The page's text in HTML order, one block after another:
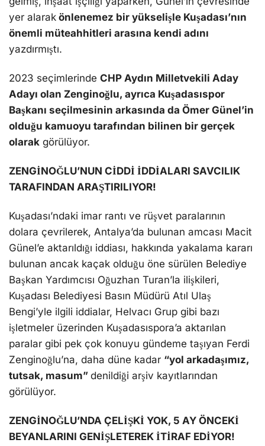
yer alarak önlenemez bir yükselişle Kuşadası’nın
önemli müteahhitleri arasına kendi adını
yazdırmıştı.
2023 seçimlerinde CHP Aydın Milletvekili Aday
Adayı olan Zenginoğlu, ayrıca Kuşadasıspor
Başkanı seçilmesinin arkasında da Ömer Günel’in
olduğu kamuoyu tarafından bilinen bir gerçek
olarak görülüyor.
ZENGİNOĞLU’NUN CİDDİ İDDİALARI SAVCILIK
TARAFINDAN ARAŞTIRILIYOR!
Kuşadası’ndaki imar rantı ve rüşvet paralarının
dolara çevrilerek, Antalya’da bulunan amcası Macit
Günel’e aktarıldığı iddiası, hakkında yakalama kararı
bulunan ancak kaçak olduğu öne sürülen Belediye
Başkan Yardımcısı Oğuzhan Turan’la ilişkileri,
Kuşadası Belediyesi Basın Müdürü Atıl Ulaş
Bengi’yle ilgili iddialar, Helvacı Grup gibi bazı
işletmeler üzerinden Kuşadasıspora’a aktarılan
paralar gibi pek çok konuyu gündeme taşıyan Ferdi
Zenginoğlu’na, daha düne kadar “yol arkadaşımız,
tutsak, masum” denildiği arşiv kayıtlarından
görülüyor.
ZENGİNOĞLU’NDA ÇELİŞKİ YOK, 5 AY ÖNCEKİ
BEYANLARINI GENİŞLETEREK İTİRAF EDİYOR!